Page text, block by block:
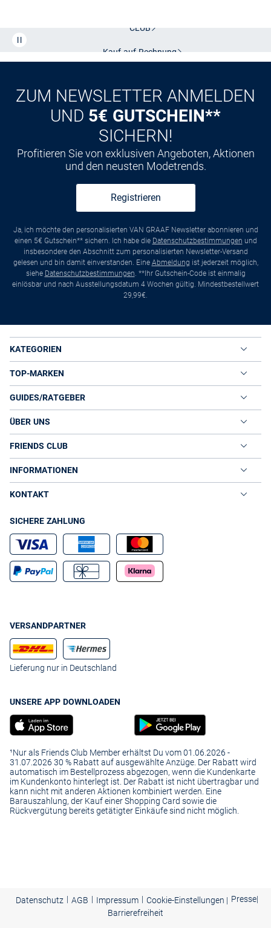
CLUB
Kauf auf Rechnung
ZUM NEWSLETTER ANMELDEN
UND 5€ GUTSCHEIN**
SICHERN!
Profitieren Sie von exklusiven Angeboten, Aktionen
und den neusten Modetrends.
Registrieren
Ja, ich möchte den personalisierten VAN GRAAF Newsletter abonnieren und
einen 5€ Gutschein** sichern. Ich habe die Datenschutzbestimmungen und
insbesondere den Abschnitt zum personalisierten Newsletter-Versand
gelesen und bin damit einverstanden. Eine Abmeldung ist jederzeit möglich,
siehe Datenschutzbestimmungen. **Ihr Gutschein-Code ist einmalig
einlösbar und nach Ausstellungsdatum 4 Wochen gültig. Mindestbestellwert
29,99€.
KATEGORIEN
TOP-MARKEN
GUIDES/RATGEBER
ÜBER UNS
FRIENDS CLUB
INFORMATIONEN
KONTAKT
SICHERE ZAHLUNG
VERSANDPARTNER
Lieferung nur in Deutschland
UNSERE APP DOWNLOADEN
¹Nur als Friends Club Member erhältst Du vom 01.06.2026 -
31.07.2026 30 % Rabatt auf ausgewählte Anzüge. Der Rabatt wird
automatisch im Bestellprozess abgezogen, wenn die Kundenkarte
im Kundenkonto hinterlegt ist. Der Rabatt ist nicht übertragbar und
kann nicht mit anderen Aktionen kombiniert werden. Eine
Barauszahlung, der Kauf einer Shopping Card sowie die
Rückvergütung bereits getätigter Einkäufe sind nicht möglich.
Datenschutz | AGB | Impressum | Cookie-Einstellungen | Presse|
Barrierefreiheit